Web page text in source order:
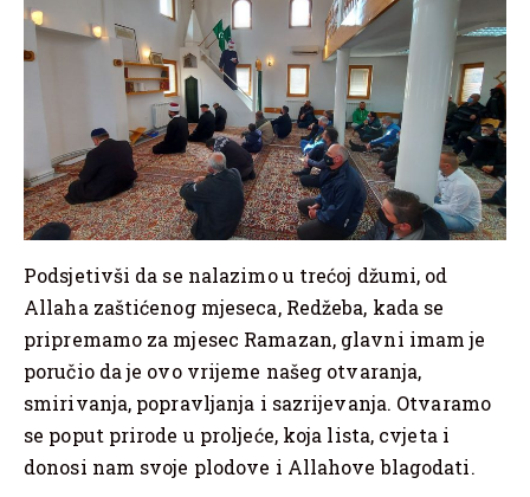
Podsjetivši da se nalazimo u trećoj džumi, od
Allaha zaštićenog mjeseca, Redžeba, kada se
pripremamo za mjesec Ramazan, glavni imam je
poručio da je ovo vrijeme našeg otvaranja,
smirivanja, popravljanja i sazrijevanja. Otvaramo
se poput prirode u proljeće, koja lista, cvjeta i
donosi nam svoje plodove i Allahove blagodati.